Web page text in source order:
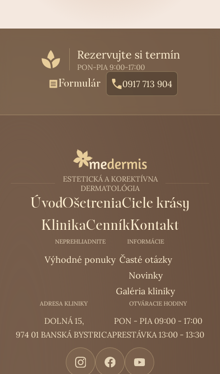
Rezervujte si termín
PON-PIA 9:00-17:00
Formulár 0917 713 904
ESTETICKÁ A KOREKTÍVNA
DERMATOLÓGIA
ÚvodOšetreniaCiele krásy
KlinikaCenníkKontakt
NEPREHLIADNITE
Výhodné ponuky
INFORMÁCIE
Časté otázky
Novinky
Galéria kliniky
ADRESA KLINIKY
DOLNÁ 15,
974 01 BANSKÁ BYSTRICA
OTVÁRACIE HODINY
PON - PIA 09:00 - 17:00
PRESTÁVKA 13:00 - 13:30